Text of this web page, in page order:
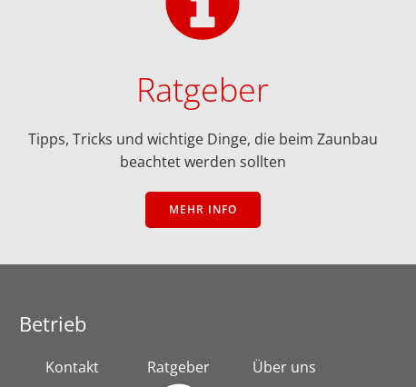
Ratgeber
Tipps, Tricks und wichtige Dinge, die beim Zaunbau
beachtet werden sollten
MEHR INFO
Betrieb
Kontakt Ratgeber Über uns